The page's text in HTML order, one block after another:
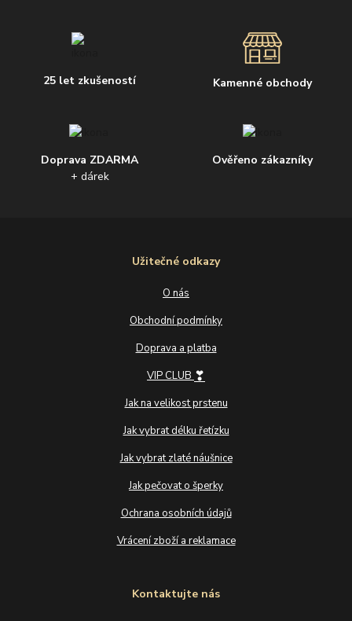
25 let zkušeností Kamenné obchody
Doprava ZDARMA
+ dárek
Ověřeno zákazníky
Užitečné odkazy
O nás
Obchodní podmínky
Doprava a platba
VIP CLUB ❣
Jak na velikost prstenu
Jak vybrat délku řetízku
Jak vybrat zlaté náušnice
Jak pečovat o šperky
Ochrana osobních údajů
Vrácení zboží a reklamace
Kontaktujte nás